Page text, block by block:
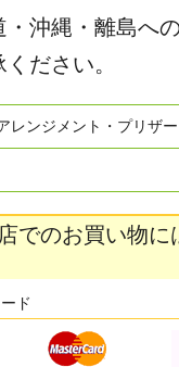
沖縄・離島へ
ださい。
レンジメント・プリザ
でのお買い物
ド